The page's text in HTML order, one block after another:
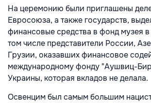
На церемонию были приглашены
Евросоюза, а также государств,
финансовые средства в фонд музея
том числе представители России,
Грузии, оказавших финансовое
международному фонду "Аушвиц-
Украины, которая вкладов не делала.
Освенцим был самым большим